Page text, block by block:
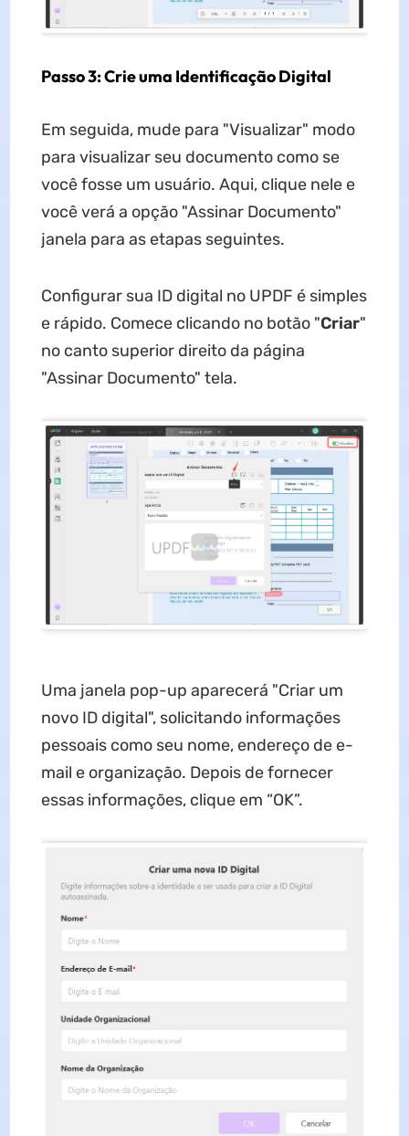
Passo 3: Crie uma Identificação Digital
Em seguida, mude para "Visualizar" modo
para visualizar seu documento como se
você fosse um usuário. Aqui, clique nele e
você verá a opção "Assinar Documento"
janela para as etapas seguintes.
Configurar sua ID digital no UPDF é simples
e rápido. Comece clicando no botão "Criar"
no canto superior direito da página
"Assinar Documento" tela.
Uma janela pop-up aparecerá "Criar um
novo ID digital", solicitando informações
pessoais como seu nome, endereço de e-
mail e organização. Depois de fornecer
essas informações, clique em “OK”.